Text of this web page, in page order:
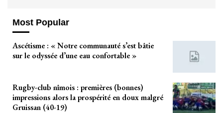
Most Popular
Ascétisme : « Notre communauté s’est bâtie
sur le odyssée d’une eau confortable »
Rugby-club nîmois : premières (bonnes)
impressions alors la prospérité en doux malgré
Gruissan (40-19)